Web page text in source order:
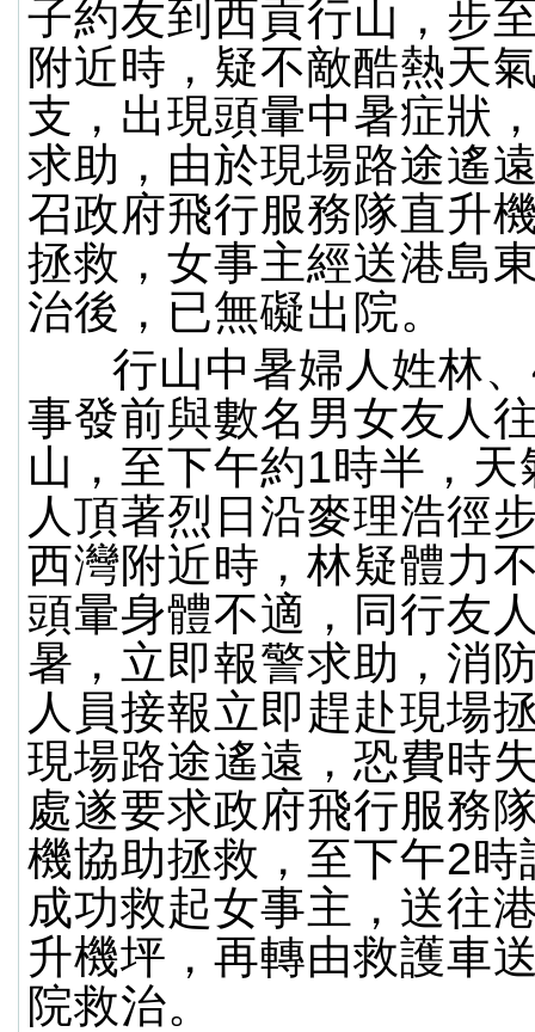
子約友到西貢行山，步
附近時，疑不敵酷熱天
支，出現頭暈中暑症狀
求助，由於現場路途遙
召政府飛行服務隊直升
拯救，女事主經送港島
治後，已無礙出院。
行山中暑婦人姓林
事發前與數名男女友人
山，至下午約1時半，
人頂著烈日沿麥理浩徑
西灣附近時，林疑體力
頭暈身體不適，同行友
暑，立即報警求助，消
人員接報立即趕赴現場
現場路途遙遠，恐費時
處遂要求政府飛行服務
機協助拯救，至下午2時
成功救起女事主，送往
升機坪，再轉由救護車
院救治。